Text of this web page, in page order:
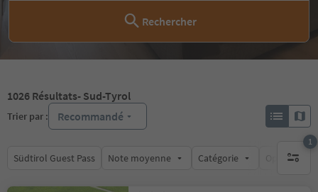
Rechercher
1026 Résultats- Sud-Tyrol
Trier par : Recommandé
Südtirol Guest Pass Note moyenne Catégorie Options de
1
1 filtre